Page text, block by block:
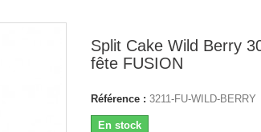
Split Cake Wild Berry
fête FUSION
Référence : 3211-FU-WILD-BERRY
En stock